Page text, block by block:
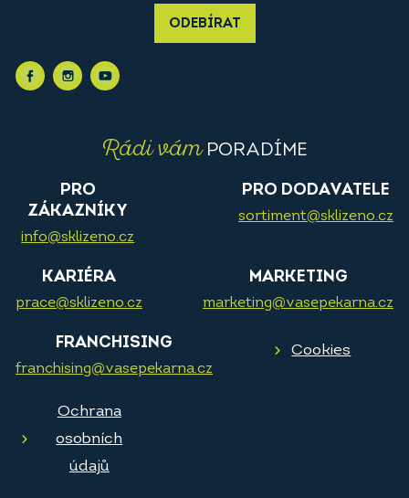
ODEBÍRAT
Rádi vámPORADÍME
PRO
ZÁKAZNÍKY
info@sklizeno.cz
PRO DODAVATELE
sortiment@sklizeno.cz
KARIÉRA
prace@sklizeno.cz
MARKETING
marketing@vasepekarna.cz
FRANCHISING
franchising@vasepekarna.cz
Cookies
Ochrana
osobních
údajů